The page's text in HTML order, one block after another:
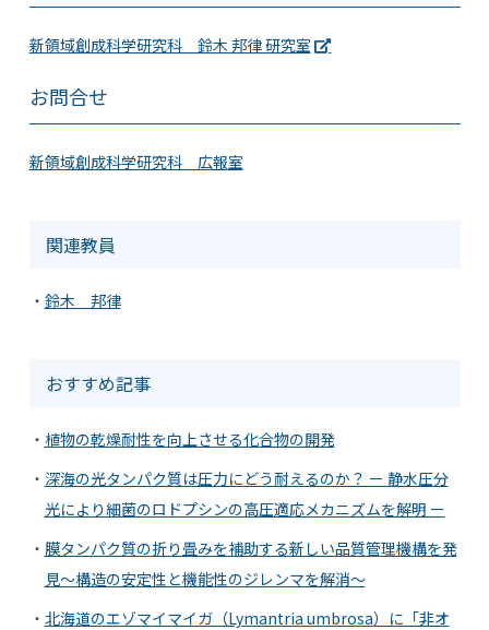
新領域創成科学研究科 鈴木 邦律 研究室
お問合せ
新領域創成科学研究科 広報室
関連教員
鈴木 邦律
おすすめ記事
植物の乾燥耐性を向上させる化合物の開発
深海の光タンパク質は圧力にどう耐えるのか？ ー 静水圧分
光により細菌のロドプシンの高圧適応メカニズムを解明 ー
膜タンパク質の折り畳みを補助する新しい品質管理機構を発
見～構造の安定性と機能性のジレンマを解消～
北海道のエゾマイマイガ（Lymantria umbrosa）に「非オ